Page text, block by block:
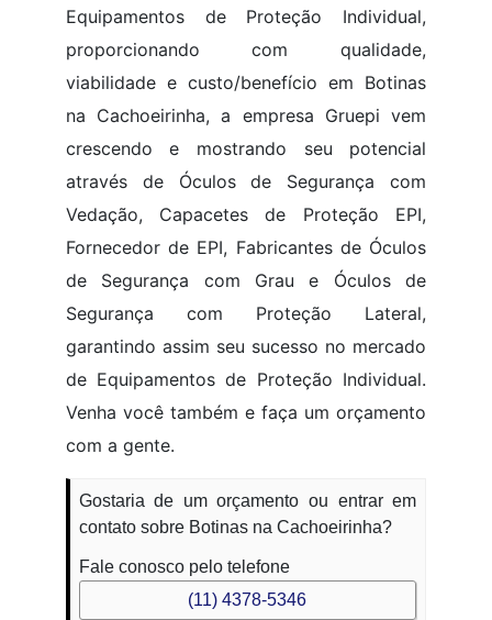
Equipamentos de Proteção Individual,
proporcionando com qualidade,
viabilidade e custo/benefício em Botinas
na Cachoeirinha, a empresa Gruepi vem
crescendo e mostrando seu potencial
através de Óculos de Segurança com
Vedação, Capacetes de Proteção EPI,
Fornecedor de EPI, Fabricantes de Óculos
de Segurança com Grau e Óculos de
Segurança com Proteção Lateral,
garantindo assim seu sucesso no mercado
de Equipamentos de Proteção Individual.
Venha você também e faça um orçamento
com a gente.
Gostaria de um orçamento ou entrar em
contato sobre Botinas na Cachoeirinha?
Fale conosco pelo telefone
(11) 4378-5346